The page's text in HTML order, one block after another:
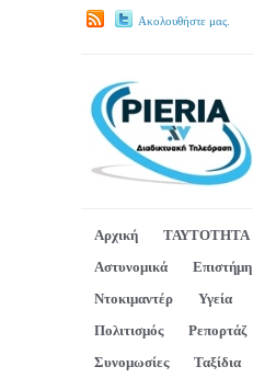
Ακολουθήστε μας.
Αρχική ΤΑΥΤΟΤΗΤΑ
Αστυνομικά
Επιστήμη
Ντοκιμαντέρ
Υγεία
Πολιτισμός
Ρεπορτάζ
Συνομωσίες
Ταξίδια